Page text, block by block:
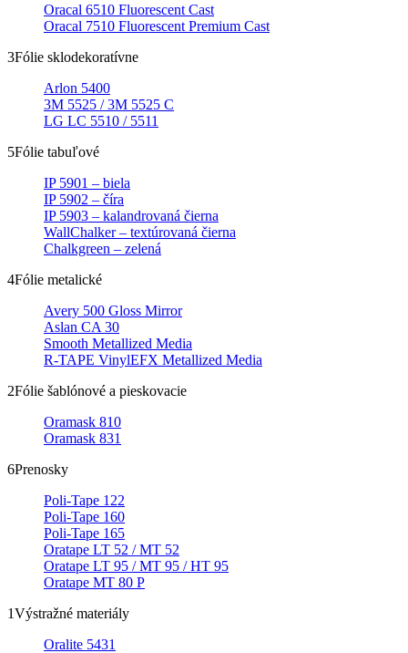
Oracal 6510 Fluorescent Cast
Oracal 7510 Fluorescent Premium Cast
3Fólie sklodekoratívne
Arlon 5400
3M 5525 / 3M 5525 C
LG LC 5510 / 5511
5Fólie tabuľové
IP 5901 – biela
IP 5902 – číra
IP 5903 – kalandrovaná čierna
WallChalker – textúrovaná čierna
Chalkgreen – zelená
4Fólie metalické
Avery 500 Gloss Mirror
Aslan CA 30
Smooth Metallized Media
R-TAPE VinylEFX Metallized Media
2Fólie šablónové a pieskovacie
Oramask 810
Oramask 831
6Prenosky
Poli-Tape 122
Poli-Tape 160
Poli-Tape 165
Oratape LT 52 / MT 52
Oratape LT 95 / MT 95 / HT 95
Oratape MT 80 P
1Výstražné materiály
Oralite 5431